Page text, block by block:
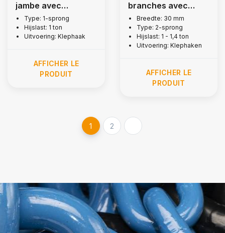
jambe avec
crochets + linguet, 1
tonne
Type: 1-sprong
Hijslast: 1 ton
Uitvoering: Klephaak
AFFICHER LE
PRODUIT
branches avec
crochets à rabat, 1
tonne
Breedte: 30 mm
Type: 2-sprong
Hijslast: 1 - 1,4 ton
Uitvoering: Klephaken
AFFICHER LE
PRODUIT
1 2